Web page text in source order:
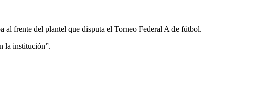
frente del plantel que disputa el Torneo Federal A de fútbol.
la institución”.